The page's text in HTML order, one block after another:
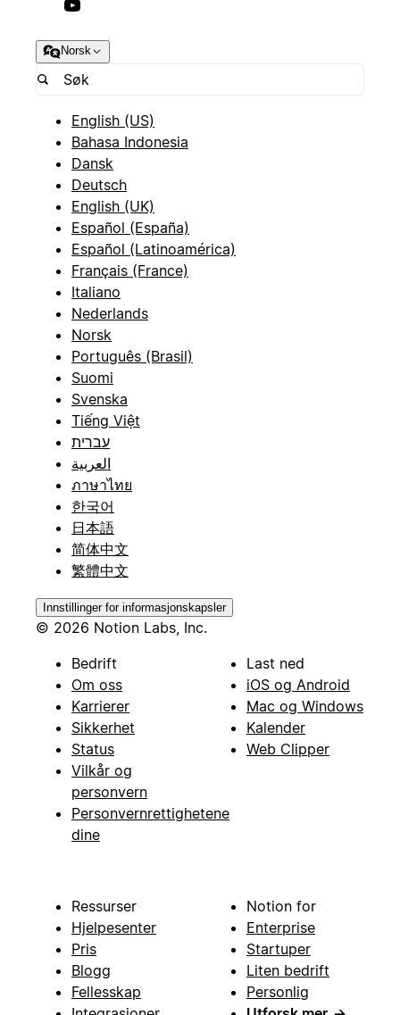
Norsk
English (US)
Bahasa Indonesia
Dansk
Deutsch
English (UK)
Español (España)
Español (Latinoamérica)
Français (France)
Italiano
Nederlands
Norsk
Português (Brasil)
Suomi
Svenska
Tiếng Việt
עברית
العربية
ภาษาไทย
한국어
日本語
简体中文
繁體中文
Innstillinger for informasjonskapsler
© 2026 Notion Labs, Inc.
Bedrift
Om oss
Karrierer
Sikkerhet
Status
Vilkår og
personvern
Personvernrettighetene
dine
Last ned
iOS og Android
Mac og Windows
Kalender
Web Clipper
Ressurser
Hjelpesenter
Pris
Blogg
Fellesskap
Notion for
Enterprise
Startuper
Liten bedrift
Personlig